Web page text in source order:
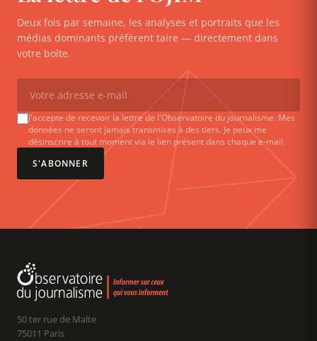
Deux fois par semaine, les analyses et portraits que les
médias dominants préfèrent taire — directement dans
votre boîte.
J'accepte de recevoir la lettre de l'Observatoire du journalisme. Mes
données ne seront jamais transmises à des tiers. Je peux me
désinscrire à tout moment via le lien présent dans chaque e-mail.
S'ABONNER
50 ter rue de Malte
75011 Paris